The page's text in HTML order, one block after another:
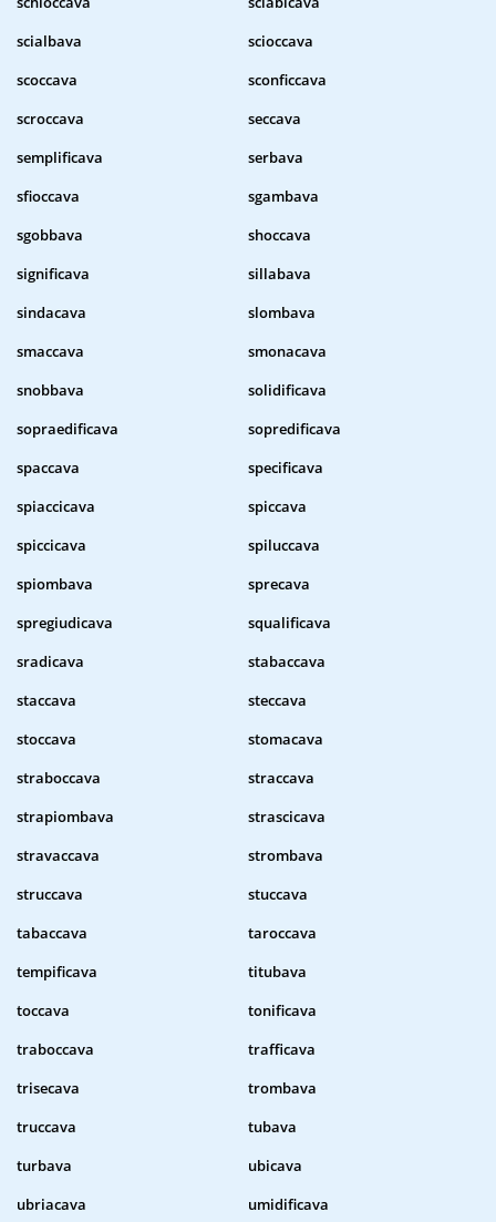
scialbava
scioccava
scoccava
sconficcava
scroccava
seccava
semplificava
serbava
sfioccava
sgambava
sgobbava
shoccava
significava
sillabava
sindacava
slombava
smaccava
smonacava
snobbava
solidificava
sopraedificava
sopredificava
spaccava
specificava
spiaccicava
spiccava
spiccicava
spiluccava
spiombava
sprecava
spregiudicava
squalificava
sradicava
stabaccava
staccava
steccava
stoccava
stomacava
straboccava
straccava
strapiombava
strascicava
stravaccava
strombava
struccava
stuccava
tabaccava
taroccava
tempificava
titubava
toccava
tonificava
traboccava
trafficava
trisecava
trombava
truccava
tubava
turbava
ubicava
ubriacava
umidificava